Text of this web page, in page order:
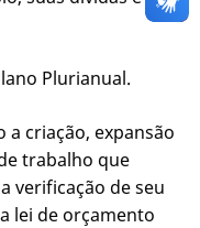
Plurianual.
a criação, expansão
trabalho que
verificação de seu
lei de orçamento